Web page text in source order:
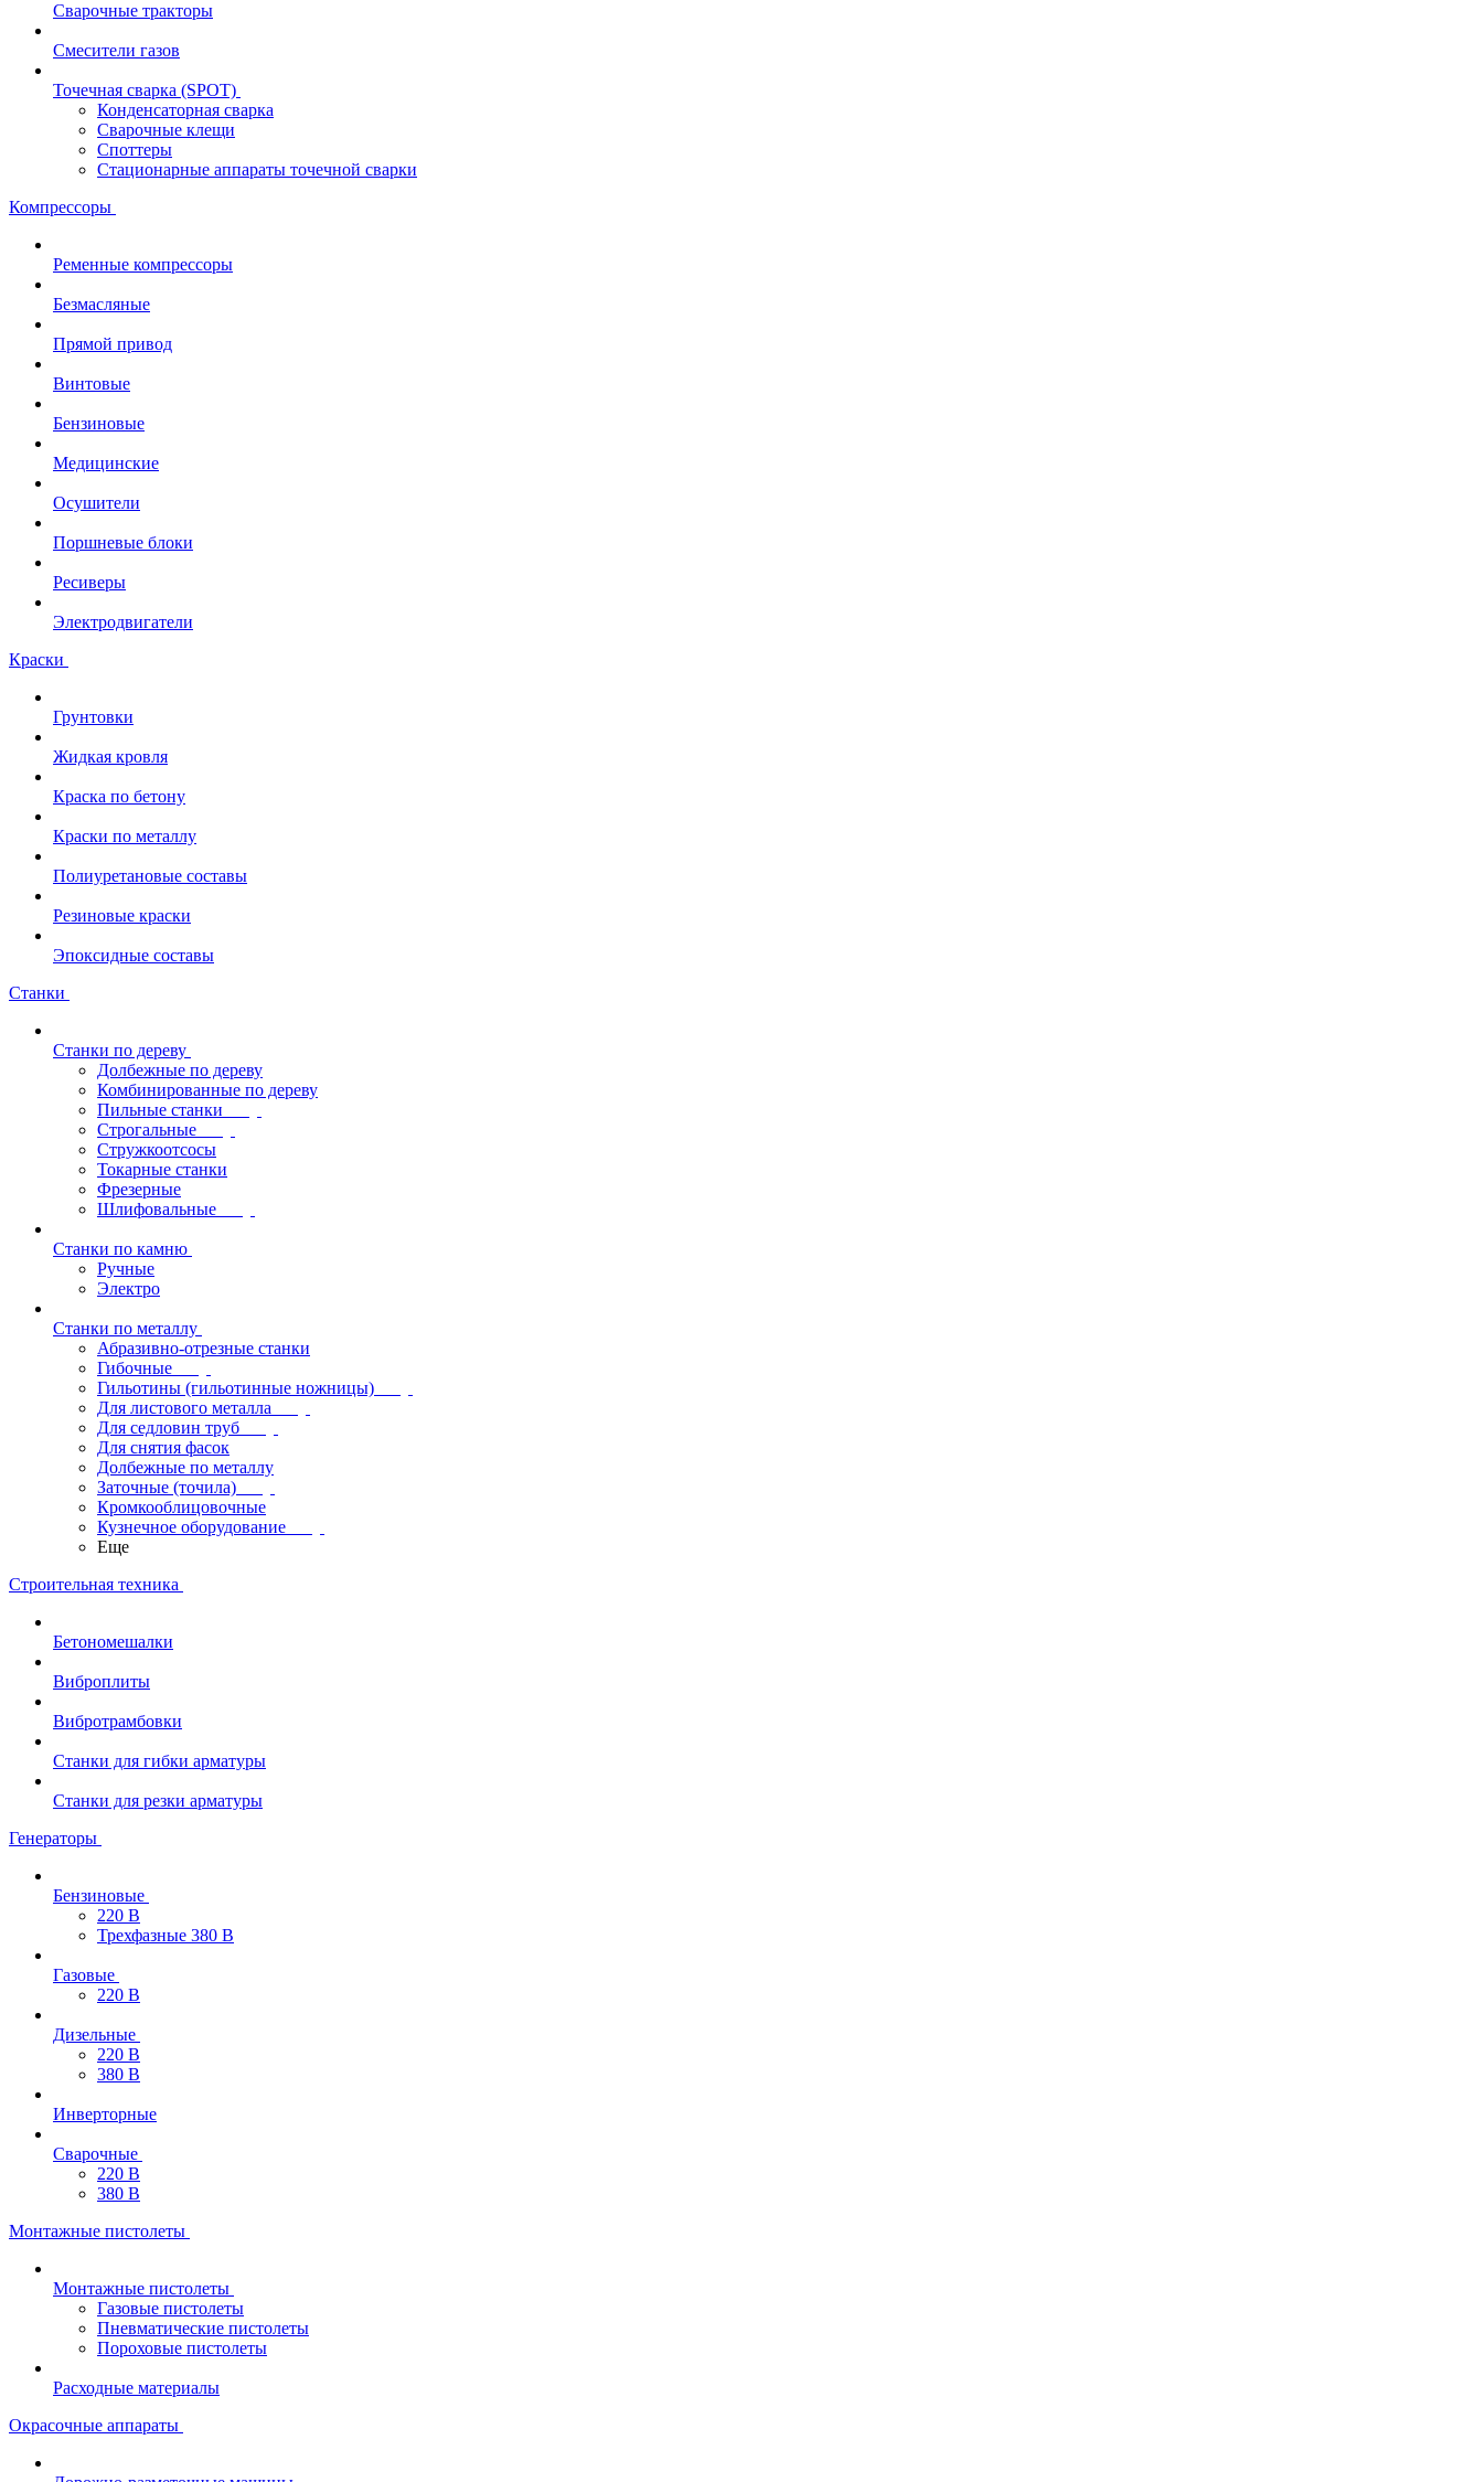
Сварочные тракторы
Смесители газов
Точечная сварка (SPOT)
Конденсаторная сварка
Сварочные клещи
Споттеры
Стационарные аппараты точечной сварки
Компрессоры
Ременные компрессоры
Безмасляные
Прямой привод
Винтовые
Бензиновые
Медицинские
Осушители
Поршневые блоки
Ресиверы
Электродвигатели
Краски
Грунтовки
Жидкая кровля
Краска по бетону
Краски по металлу
Полиуретановые составы
Резиновые краски
Эпоксидные составы
Станки
Станки по дереву
Долбежные по дереву
Комбинированные по дереву
Пильные станки
Строгальные
Стружкоотсосы
Токарные станки
Фрезерные
Шлифовальные
Станки по камню
Ручные
Электро
Станки по металлу
Абразивно-отрезные станки
Гибочные
Гильотины (гильотинные ножницы)
Для листового металла
Для седловин труб
Для снятия фасок
Долбежные по металлу
Заточные (точила)
Кромкооблицовочные
Кузнечное оборудование
Еще
Строительная техника
Бетономешалки
Виброплиты
Вибротрамбовки
Станки для гибки арматуры
Станки для резки арматуры
Генераторы
Бензиновые
220 В
Трехфазные 380 В
Газовые
220 В
Дизельные
220 В
380 В
Инверторные
Сварочные
220 В
380 В
Монтажные пистолеты
Монтажные пистолеты
Газовые пистолеты
Пневматические пистолеты
Пороховые пистолеты
Расходные материалы
Окрасочные аппараты